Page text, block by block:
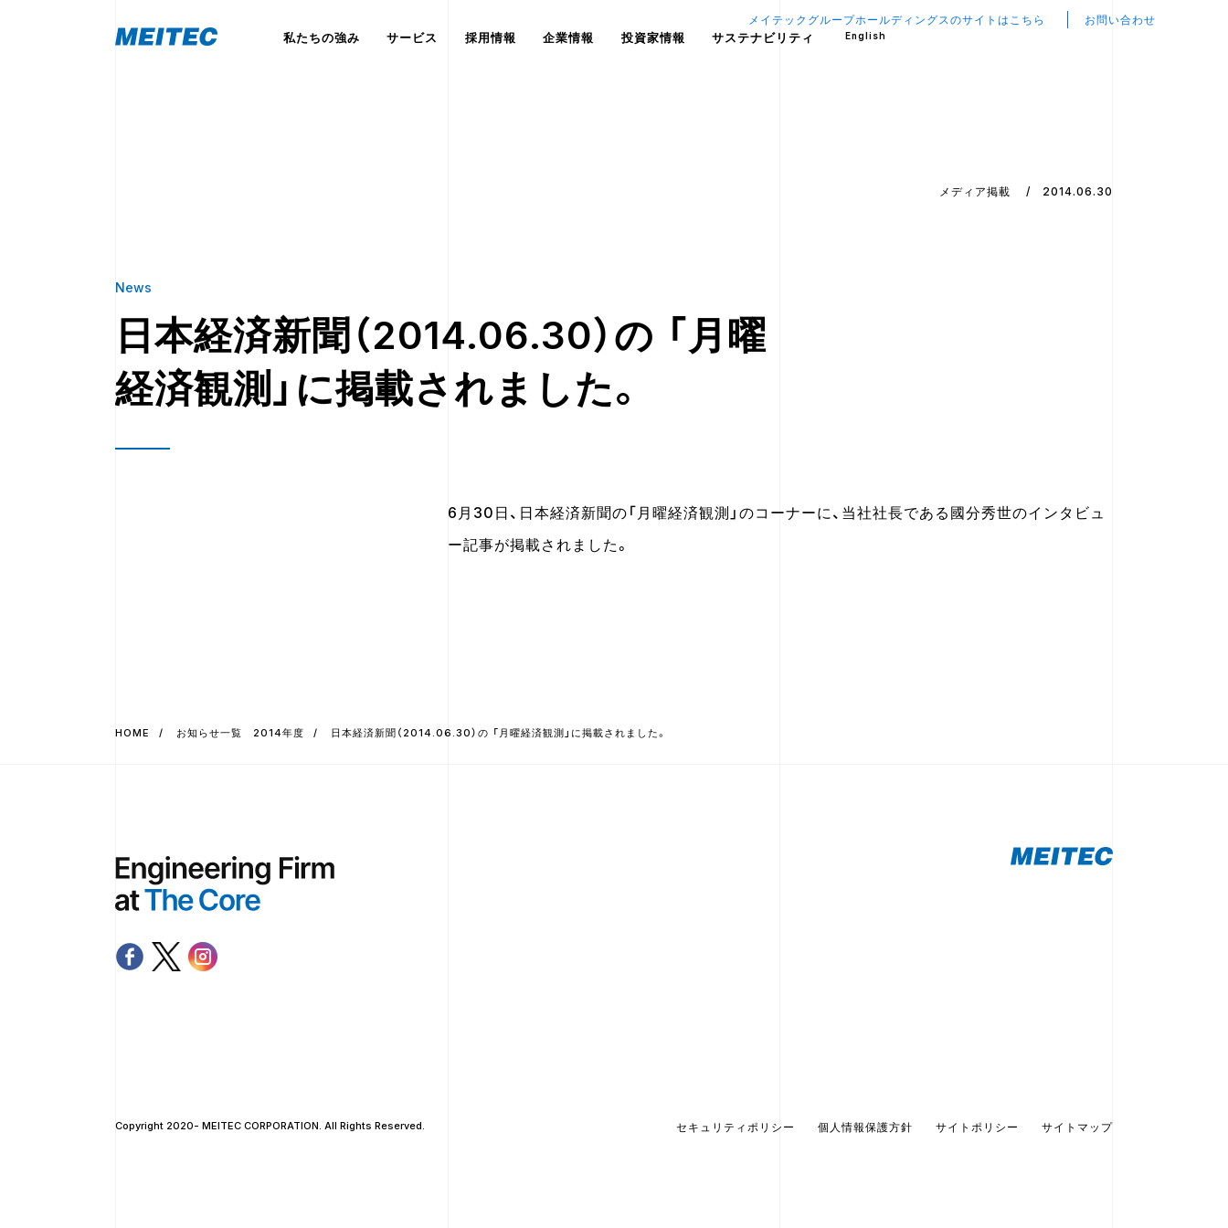
私たちの強み サービス 採用情報 企業情報 投資家情報 サステナビリティ English
メイテックグループホールディングスのサイトはこちら お問い合わせ
メディア掲載 2014.06.30
News
日本経済新聞（2014.06.30）の 「月曜
経済観測」に掲載されました。
6月30日、日本経済新聞の「月曜経済観測」のコーナーに、当社社長である國分秀世のインタビュ
ー記事が掲載されました。
HOME お知らせ一覧 2014年度 日本経済新聞（2014.06.30）の 「月曜経済観測」に掲載されました。
セキュリティポリシー 個人情報保護方針 サイトポリシー サイトマップ
Copyright 2020- MEITEC CORPORATION. All Rights Reserved.